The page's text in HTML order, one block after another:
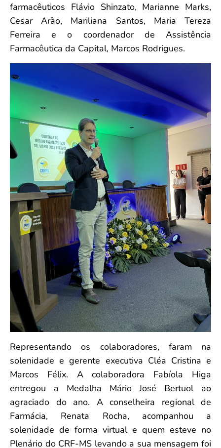
farmacêuticos Flávio Shinzato, Marianne Marks,
Cesar Arão, Mariliana Santos, Maria Tereza
Ferreira e o coordenador de Assistência
Farmacêutica da Capital, Marcos Rodrigues.
Representando os colaboradores, faram na
solenidade e gerente executiva Cléa Cristina e
Marcos Félix. A colaboradora Fabíola Higa
entregou a Medalha Mário José Bertuol ao
agraciado do ano. A conselheira regional de
Farmácia, Renata Rocha, acompanhou a
solenidade de forma virtual e quem esteve no
Plenário do CRF-MS levando a sua mensagem foi